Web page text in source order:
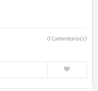
0Comentario(s)